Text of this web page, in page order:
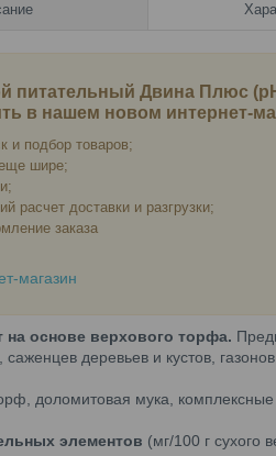
питательный Двина Плюс
в нашем новом интернет-
и подбор товаров;
шире;
расчет доставки и разгрузки;
заказа
магазин
на основе верхового торфа.
деревьев и кустов,
доломитовая мука,
элементов (мг/100 г сухого